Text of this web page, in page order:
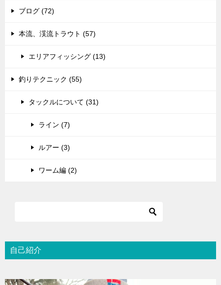
ブログ (72)
本流、渓流トラウト (57)
エリアフィッシング (13)
釣りテクニック (55)
タックルについて (31)
ライン (7)
ルアー (3)
ワーム編 (2)
自己紹介